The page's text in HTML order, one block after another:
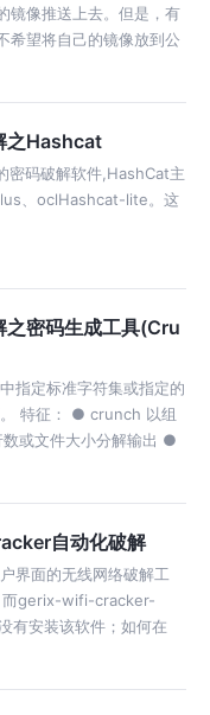
镜像推送上去。但是，有
希望将自己的镜像放到公
以用来存储和管理自己
之Hashcat
密码破解软件,HashCat主
、oclHashcat-lite。这
密码生成工具(Cru
指定标准字符集或指定的
特征： ● crunch 以组
或文件大小分解输出 ●
● 现在分别支…
自动化破解
界面的无线网络破解工
而gerix-wifi-cracker-
有安装该软件；如何在